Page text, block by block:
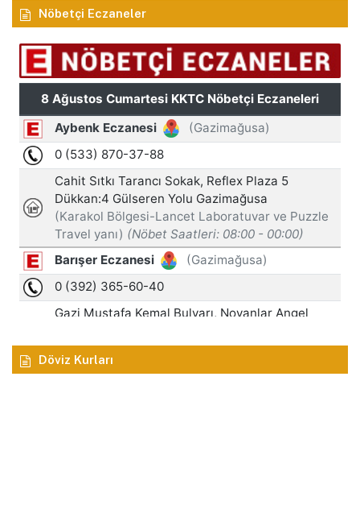
Nöbetçi Eczaneler
Döviz Kurları